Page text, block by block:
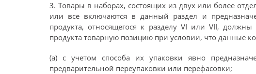
3. Товары в наборах, состоящих из двух или более
или все включаются в данный раздел и
продукта, относящегося к разделу VI или VII,
продукта товарную позицию при условии, что данные
(а) с учетом способа их упаковки явно
предварительной переупаковки или перефасовки;